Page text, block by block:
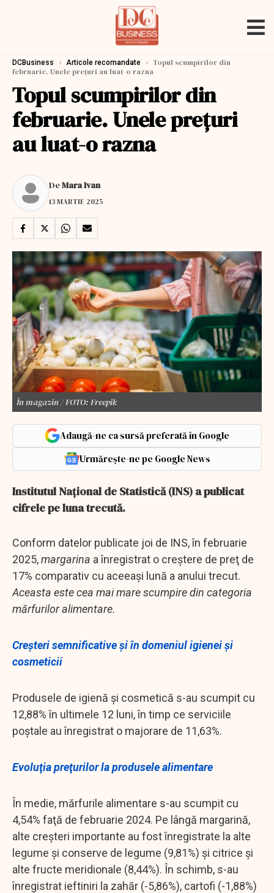
DCBusiness › Articole recomandate › Topul scumpirilor din
februarie. Unele prețuri au luat-o razna
Topul scumpirilor din
februarie. Unele prețuri
au luat-o razna
DeMara Ivan
13 MARTIE 2025
În magazin / FOTO: Freepik
Adaugă-ne ca sursă preferată în Google
Urmărește-ne pe Google News
Institutul Naţional de Statistică (INS) a publicat
cifrele pe luna trecută.
Conform datelor publicate joi de INS, în februarie
2025,margarina a înregistrat o creştere de preţ de
17% comparativ cu aceeaşi lună a anului trecut.
Aceasta este cea mai mare scumpire din categoria
mărfurilor alimentare.
Creşteri semnificative şi în domeniul igienei şi
cosmeticii
Produsele de igienă şi cosmetică s-au scumpit cu
12,88% în ultimele 12 luni, în timp ce serviciile
poştale au înregistrat o majorare de 11,63%.
Evoluţia preţurilor la produsele alimentare
În medie, mărfurile alimentare s-au scumpit cu
4,54% faţă de februarie 2024. Pe lângă margarină,
alte creşteri importante au fost înregistrate la alte
legume şi conserve de legume (9,81%) şi citrice şi
alte fructe meridionale (8,44%). În schimb, s-au
înregistrat ieftiniri la zahăr (-5,86%), cartofi (-1,88%)